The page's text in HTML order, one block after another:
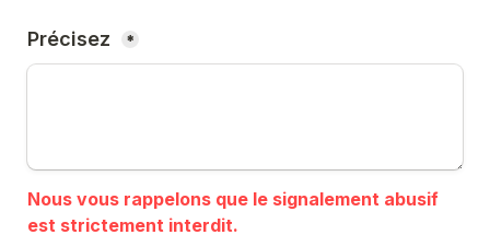
Précisez *
Nous vous rappelons que le signalement abusif